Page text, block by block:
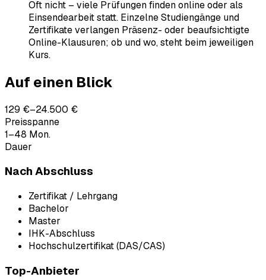
Oft nicht – viele Prüfungen finden online oder als
Einsendearbeit statt. Einzelne Studiengänge und
Zertifikate verlangen Präsenz- oder beaufsichtigte
Online-Klausuren; ob und wo, steht beim jeweiligen
Kurs.
Auf einen Blick
129 €–24.500 €
Preisspanne
1–48 Mon.
Dauer
Nach Abschluss
Zertifikat / Lehrgang
Bachelor
Master
IHK-Abschluss
Hochschulzertifikat (DAS/CAS)
Top-Anbieter